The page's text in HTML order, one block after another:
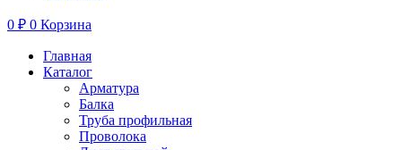
0 ₽ 0 Корзина
Главная
Каталог
Арматура
Балка
Труба профильная
Проволока